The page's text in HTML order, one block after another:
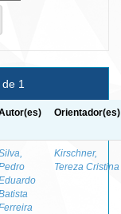
1
Orientador(es)
Kirschner,
Tereza Cristina